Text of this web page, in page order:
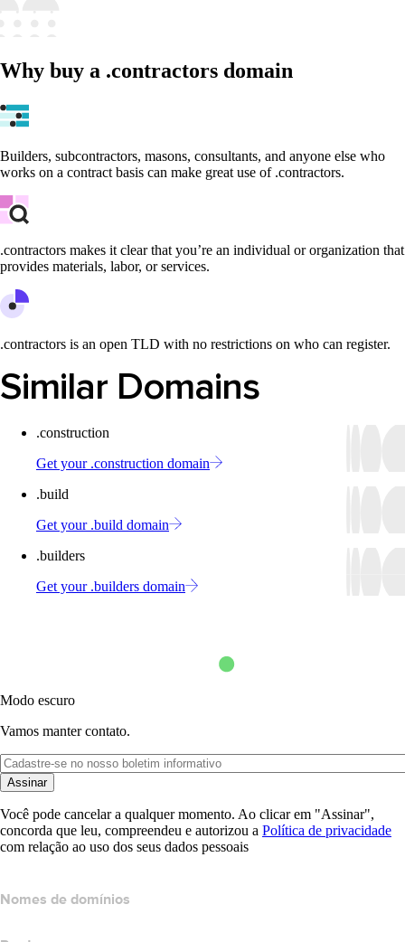
Why buy a .contractors domain
Builders, subcontractors, masons, consultants, and anyone else who
works on a contract basis can make great use of .contractors.
.contractors makes it clear that you’re an individual or organization that
provides materials, labor, or services.
.contractors is an open TLD with no restrictions on who can register.
Similar Domains
.construction
Get your .construction domain
.build
Get your .build domain
.builders
Get your .builders domain
Modo escuro
Vamos manter contato.
Assinar
Você pode cancelar a qualquer momento. Ao clicar em "Assinar",
concorda que leu, compreendeu e autorizou a Política de privacidade
com relação ao uso dos seus dados pessoais
Nomes de domínios